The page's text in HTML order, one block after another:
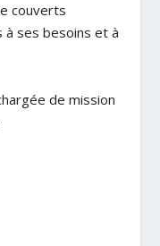
couverts
ses besoins et à
de mission